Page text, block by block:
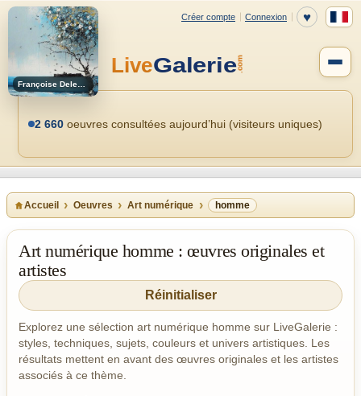
2 660 oeuvres consultées aujourd’hui (visiteurs uniques)
Accueil Oeuvres Art numérique homme
Art numérique homme : œuvres originales et
artistes
Réinitialiser
Explorez une sélection art numérique homme sur LiveGalerie :
styles, techniques, sujets, couleurs et univers artistiques. Les
résultats mettent en avant des œuvres originales et les artistes
associés à ce thème.